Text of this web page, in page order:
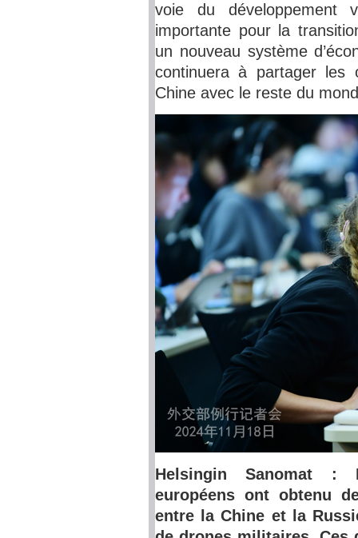
voie du développement
importante pour la
un nouveau système
continuera à partager les
Chine avec le reste du
Helsingin Sanomat :
européens ont obtenu
entre la Chine et la